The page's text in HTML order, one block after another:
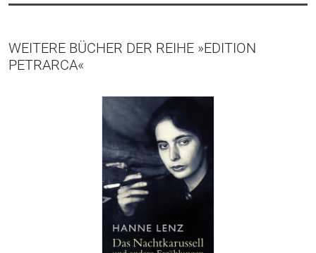
WEITERE BÜCHER DER REIHE »EDITION
PETRARCA«